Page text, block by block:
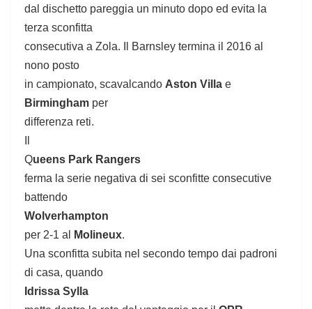
dal dischetto pareggia un minuto dopo ed evita la
terza sconfitta
consecutiva a Zola. Il
Barnsley termina il 2016 al
nono posto
in campionato, scavalcando Aston Villa e
Birmingham per
differenza reti.
Queens Park Rangers
ferma la serie negativa di sei sconfitte consecutive
battendo
Wolverhampton
per 2-1 al
Molineux.
Una sconfitta subita nel secondo tempo dai padroni
di casa, quando
Idrissa Sylla